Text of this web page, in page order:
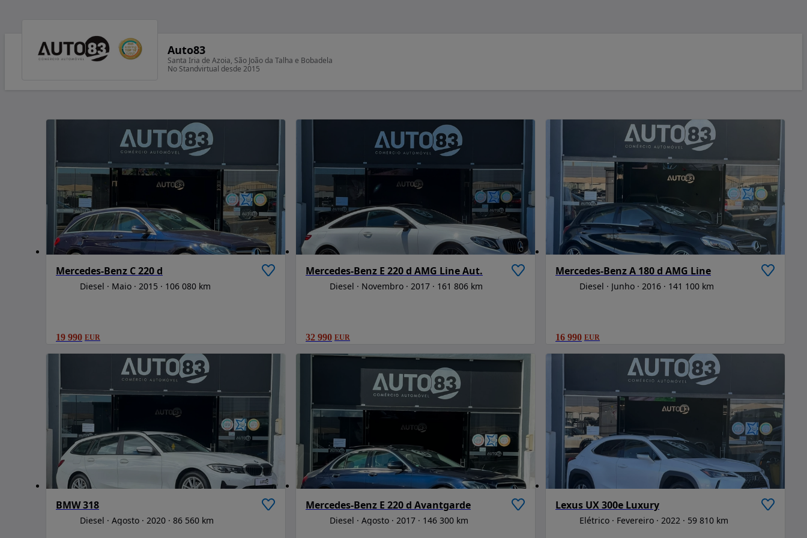
Auto83
Santa Iria de Azoia, São João da Talha e Bobadela
No Standvirtual desde 2015
Mercedes-Benz C 220 d
Diesel Maio 2015 106 080 km
19 990 EUR
Mercedes-Benz E 220 d AMG Line Aut.
Diesel Novembro 2017 161 806 km
32 990 EUR
Mercedes-Benz A 180 d AMG Line
Diesel Junho 2016 141 100 km
16 990 EUR
BMW 318
Diesel Agosto 2020 86 560 km
Mercedes-Benz E 220 d Avantgarde
Diesel Agosto 2017 146 300 km
Lexus UX 300e Luxury
Elétrico Fevereiro 2022 59 810 km